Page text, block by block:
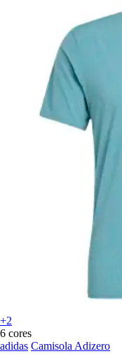
+2
6 cores
adidas Camisola Adizero